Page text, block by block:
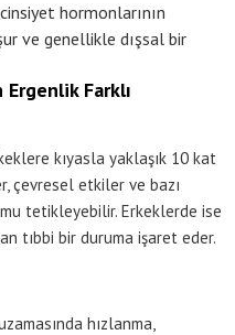
hormonlarının
ve genellikle dışsal bir
Farklı
kıyasla yaklaşık 10 kat
çevresel etkiler ve bazı
tetikleyebilir. Erkeklerde ise
tıbbi bir duruma işaret eder.
hızlanma,